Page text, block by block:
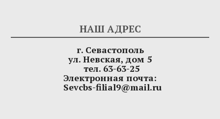
НАШ АДРЕС
г. Севастополь
ул. Невская, дом 5
тел. 63-63-25
Электронная почта:
Sevcbs-filial9@mail.ru